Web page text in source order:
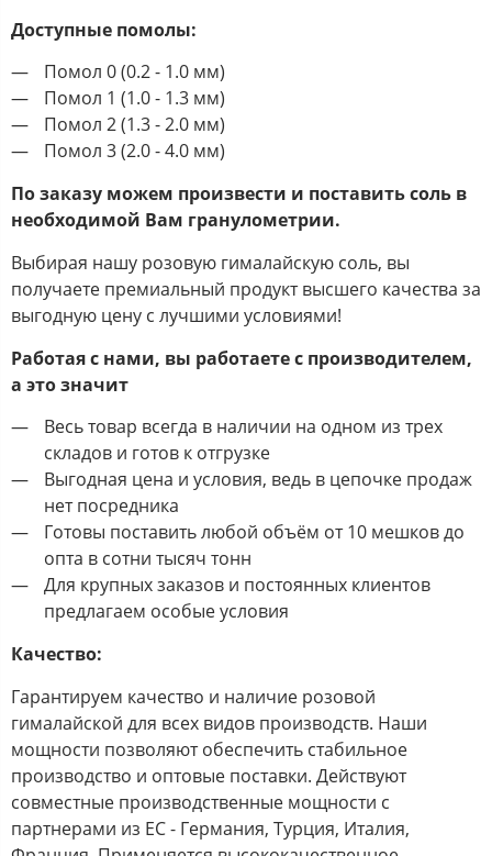
Доступные помолы:
Помол 0 (0.2 - 1.0 мм)
Помол 1 (1.0 - 1.3 мм)
Помол 2 (1.3 - 2.0 мм)
Помол 3 (2.0 - 4.0 мм)
По заказу можем произвести и поставить соль в
необходимой Вам гранулометрии.
Выбирая нашу розовую гималайскую соль, вы
получаете премиальный продукт высшего качества за
выгодную цену с лучшими условиями!
Работая с нами, вы работаете с производителем,
а это значит
Весь товар всегда в наличии на одном из трех
складов и готов к отгрузке
Выгодная цена и условия, ведь в цепочке продаж
нет посредника
Готовы поставить любой объём от 10 мешков до
опта в сотни тысяч тонн
Для крупных заказов и постоянных клиентов
предлагаем особые условия
Качество:
Гарантируем качество и наличие розовой
гималайской для всех видов производств. Наши
мощности позволяют обеспечить стабильное
производство и оптовые поставки. Действуют
совместные производственные мощности с
партнерами из ЕС - Германия, Турция, Италия,